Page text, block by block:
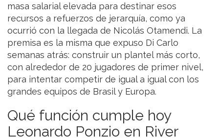
masa salarial elevada para destinar esos
recursos a refuerzos de jerarquía, como ya
ocurrió con la llegada de Nicolás Otamendi. La
premisa es la misma que expuso Di Carlo
semanas atrás: construir un plantel más corto,
con alrededor de 20 jugadores de primer nivel,
para intentar competir de igual a igual con los
grandes equipos de Brasil y Europa.
Qué función cumple hoy
Leonardo Ponzio en River